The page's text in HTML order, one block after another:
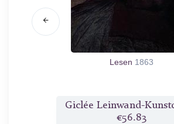
Lesen 1863
Giclée Leinwand-
€56.83